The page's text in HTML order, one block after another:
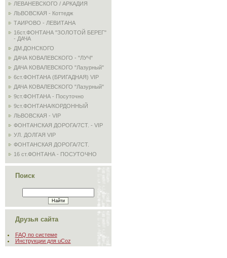
ЛЕВАНЕВСКОГО / АРКАДИЯ
ЛЬВОВСКАЯ - Коттедж
ТАИРОВО - ЛЕВИТАНА
16ст.ФОНТАНА "ЗОЛОТОЙ БЕРЕГ"
- ДАЧА
ДМ.ДОНСКОГО
ДАЧА КОВАЛЕВСКОГО - "ЛУЧ"
ДАЧА КОВАЛЕВСКОГО "Лазурный"
6ст.ФОНТАНА (БРИГАДНАЯ) VIP
ДАЧА КОВАЛЕВСКОГО "Лазурный"
9ст.ФОНТАНА - Посуточно
9ст.ФОНТАНА/КОРДОННЫЙ
ЛЬВОВСКАЯ - VIP
ФОНТАНСКАЯ ДОРОГА/7СТ. - VIP
УЛ. ДОЛГАЯ VIP
ФОНТАНСКАЯ ДОРОГА/7СТ.
16 ст.ФОНТАНА - ПОСУТОЧНО
Поиск
Друзья сайта
FAQ по системе
Инструкции для uCoz